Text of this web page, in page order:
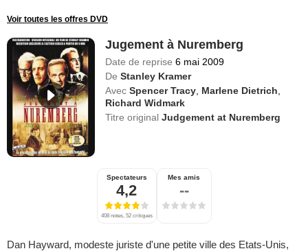
Voir toutes les offres DVD
Jugement à Nuremberg
Date de reprise 6 mai 2009
De Stanley Kramer
Avec Spencer Tracy Marlene Dietrich
Richard Widmark
Titre originalJudgement at Nuremberg
Spectateurs
4,2
408 notes, 52 critiques
Mes amis
--
Dan Hayward, modeste juriste d'une petite ville des Etats-Unis,